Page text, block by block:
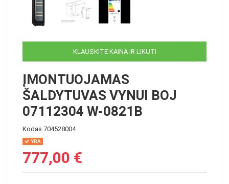
KLAUSKITE KAINA IR LIKUTI
ĮMONTUOJAMAS
ŠALDYTUVAS VYNUI BOJ
07112304 W-0821B
Kodas 704528004
YRA
777,00 €